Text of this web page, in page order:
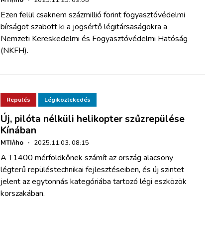
Ezen felül csaknem százmillió forint fogyasztóvédelmi
bírságot szabott ki a jogsértő légitársaságokra a
Nemzeti Kereskedelmi és Fogyasztóvédelmi Hatóság
(NKFH).
Repülés Légiközlekedés
Új, pilóta nélküli helikopter szűzrepülése
Kínában
MTI/iho · 2025.11.03. 08:15
A T1400 mérföldkőnek számít az ország alacsony
légterű repüléstechnikai fejlesztéseiben, és új szintet
jelent az egytonnás kategóriába tartozó légi eszközök
korszakában.